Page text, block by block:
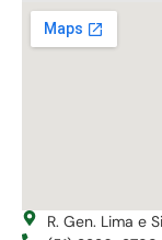
R. Gen. Lima e